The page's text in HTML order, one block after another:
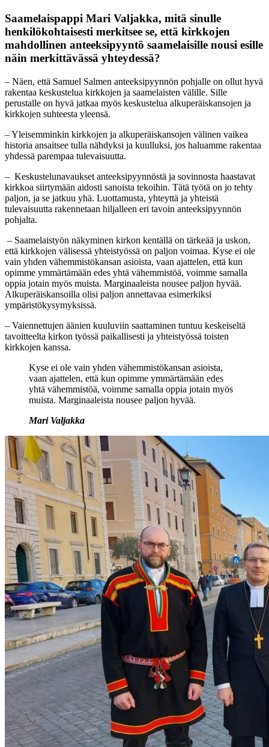
Saamelaispappi Mari Valjakka, mitä sinulle
henkilökohtaisesti merkitsee se, että kirkkojen
mahdollinen anteeksipyyntö saamelaisille nousi esille
näin merkittävässä yhteydessä?
– Näen, että Samuel Salmen anteeksipyynnön pohjalle on ollut hyvä
rakentaa keskustelua kirkkojen ja saamelaisten välille. Sille
perustalle on hyvä jatkaa myös keskustelua alkuperäiskansojen ja
kirkkojen suhteesta yleensä.
– Yleisemminkin kirkkojen ja alkuperäiskansojen välinen vaikea
historia ansaitsee tulla nähdyksi ja kuulluksi, jos haluamme rakentaa
yhdessä parempaa tulevaisuutta.
– Keskustelunavaukset anteeksipyynnöstä ja sovinnosta haastavat
kirkkoa siirtymään aidosti sanoista tekoihin. Tätä työtä on jo tehty
paljon, ja se jatkuu yhä. Luottamusta, yhteyttä ja yhteistä
tulevaisuutta rakennetaan hiljalleen eri tavoin anteeksipyynnön
pohjalta.
– Saamelaistyön näkyminen kirkon kentällä on tärkeää ja uskon,
että kirkkojen välisessä yhteistyössä on paljon voimaa. Kyse ei ole
vain yhden vähemmistökansan asioista, vaan ajattelen, että kun
opimme ymmärtämään edes yhtä vähemmistöä, voimme samalla
oppia jotain myös muista. Marginaaleista nousee paljon hyvää.
Alkuperäiskansoilla olisi paljon annettavaa esimerkiksi
ympäristökysymyksissä.
– Vaiennettujen äänien kuuluviin saattaminen tuntuu keskeiseltä
tavoitteelta kirkon työssä paikallisesti ja yhteistyössä toisten
kirkkojen kanssa.
Kyse ei ole vain yhden vähemmistökansan asioista,
vaan ajattelen, että kun opimme ymmärtämään edes
yhtä vähemmistöä, voimme samalla oppia jotain myös
muista. Marginaaleista nousee paljon hyvää.
Mari Valjakka